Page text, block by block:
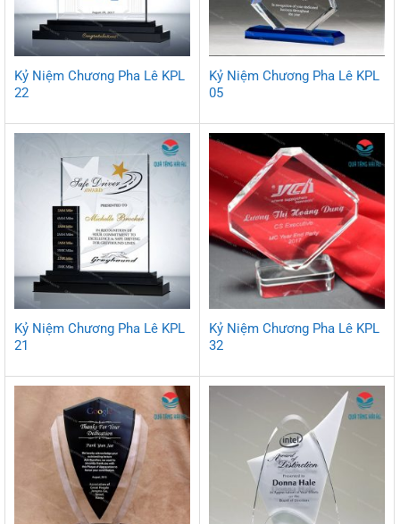
Kỷ Niệm Chương Pha Lê KPL
22
Kỷ Niệm Chương Pha Lê KPL
05
Kỷ Niệm Chương Pha Lê KPL
21
Kỷ Niệm Chương Pha Lê KPL
32